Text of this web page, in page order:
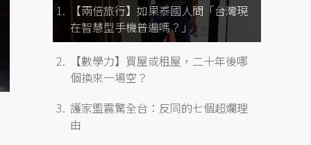
【兩倍旅行】如果泰國人問「台灣現
在智慧型手機普遍嗎？」
【數學力】買屋或租屋，二十年後哪
個換來一場空？
護家盟震驚全台：反同的七個超爛理
由